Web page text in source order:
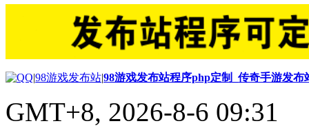
|98游戏发布站|98游戏发布站程序php定制_传奇手游发
GMT+8, 2026-8-6 09:31